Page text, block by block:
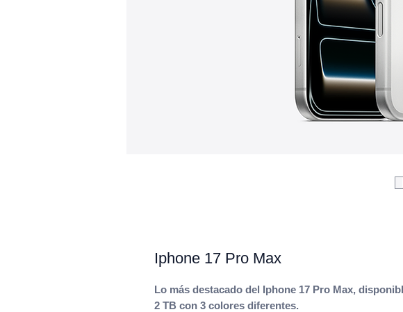
Iphone 17 Pro Max
Lo más destacado del Iphone 17 Pro Max,
2 TB con 3 colores diferentes.